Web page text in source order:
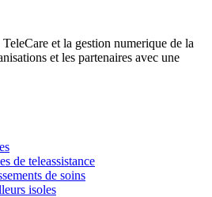
et la gestion numerique de la
et les partenaires avec une
de teleassistance
de soins
isoles